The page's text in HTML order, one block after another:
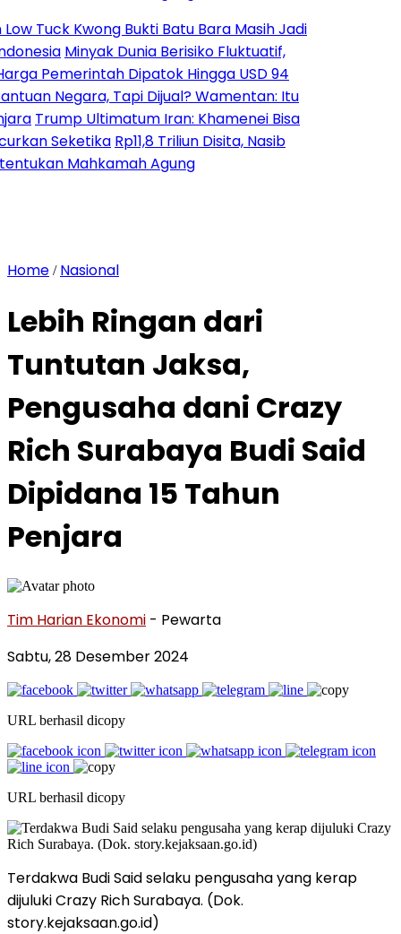
Kwong Bukti Batu Bara Masih Jadi
Minyak Dunia Berisiko Fluktuatif,
Dipatok Hingga USD 94
Tapi Dijual? Wamentan: Itu
Ultimatum Iran: Khamenei Bisa
Rp11,8 Triliun Disita, Nasib
Mahkamah Agung
Home / Nasional
Lebih Ringan dari
Tuntutan Jaksa,
Pengusaha dani Crazy
Rich Surabaya Budi Said
Dipidana 15 Tahun
Penjara
Tim Harian Ekonomi - Pewarta
Sabtu, 28 Desember 2024
URL berhasil dicopy
URL berhasil dicopy
Terdakwa Budi Said selaku pengusaha yang kerap
dijuluki Crazy Rich Surabaya. (Dok.
story.kejaksaan.go.id)